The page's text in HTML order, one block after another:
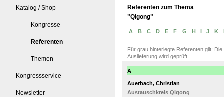
Katalog / Shop
Kongresse
Referenten
Themen
Kongressservice
Newsletter
Referenten zum Thema
"Qigong"
A B C D E F G H I J K
Für grau hinterlegte Referenten gilt:
Auslieferung wird geprüft.
A
Auerbach, Christian
Austauschkreis Qigong